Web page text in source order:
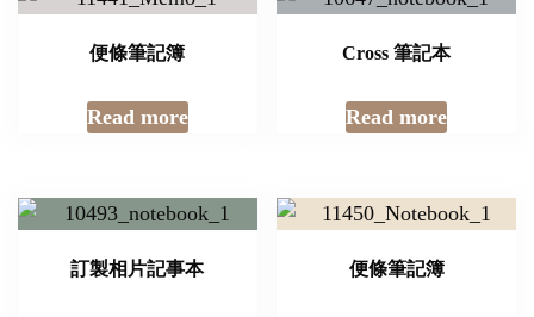
便條筆記簿
Read more
Cross 筆記本
Read more
訂製相片記事本 便條筆記簿